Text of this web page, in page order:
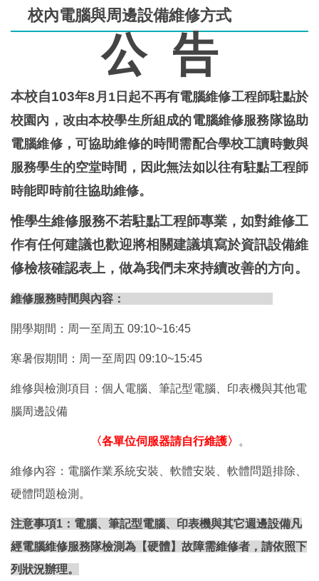
校內電腦與周邊設備維修方式
公 告
本校自103年8月1日起不再有電腦維修工程師駐點於
校園內，改由本校學生所組成的電腦維修服務隊協助
電腦維修，可協助維修的時間需配合學校工讀時數與
服務學生的空堂時間，因此無法如以往有駐點工程師
時能即時前往協助維修。
惟學生維修服務不若駐點工程師專業，如對維修工
作有任何建議也歡迎將相關建議填寫於資訊設備維
修檢核確認表上，做為我們未來持續改善的方向。
維修服務時間與內容：
開學期間：周一至周五 09:10~16:45
寒暑假期間：周一至周四 09:10~15:45
維修與檢測項目：個人電腦、筆記型電腦、印表機與其他電
腦周邊設備
〈各單位伺服器請自行維護〉 。
維修內容：電腦作業系統安裝、軟體安裝、軟體問題排除、
硬體問題檢測。
注意事項1 ：電腦、筆記型電腦、印表機與其它週邊設備凡
經電腦維修服務隊檢測為【硬體】故障需維修者，請依照下
列狀況辦理。